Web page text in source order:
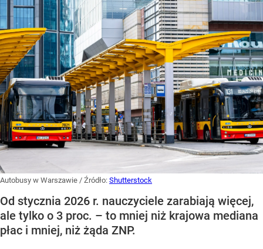
Autobusy w Warszawie / Źródło: Shutterstock
Od stycznia 2026 r. nauczyciele zarabiają więcej,
ale tylko o 3 proc. – to mniej niż krajowa mediana
płac i mniej, niż żąda ZNP.